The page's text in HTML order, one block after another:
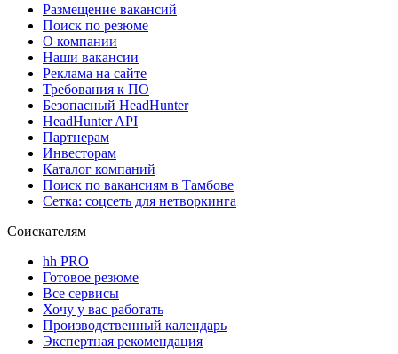
Размещение вакансий
Поиск по резюме
О компании
Наши вакансии
Реклама на сайте
Требования к ПО
Безопасный HeadHunter
HeadHunter API
Партнерам
Инвесторам
Каталог компаний
Поиск по вакансиям в Тамбове
Сетка: соцсеть для нетворкинга
Соискателям
hh PRO
Готовое резюме
Все сервисы
Хочу у вас работать
Производственный календарь
Экспертная рекомендация